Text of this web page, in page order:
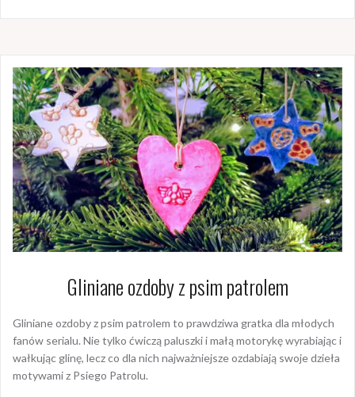
Gliniane ozdoby z psim patrolem
Gliniane ozdoby z psim patrolem to prawdziwa gratka dla młodych
fanów serialu. Nie tylko ćwiczą paluszki i małą motorykę wyrabiając i
wałkując glinę, lecz co dla nich najważniejsze ozdabiają swoje dzieła
motywami z Psiego Patrolu.